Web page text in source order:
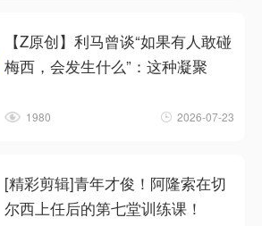
【Z原创】利马曾谈“如果有人敢碰
梅西，会发生什么”：这种凝聚
1980 2026-07-23
[精彩剪辑]青年才俊！阿隆索在切
尔西上任后的第七堂训练课！